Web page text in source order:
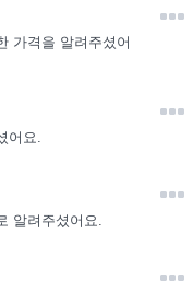
가격을 알려주셨어
어요.
알려주셨어요.